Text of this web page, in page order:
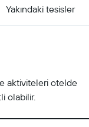
Yakındaki tesisler
aktiviteleri otelde
olabilir.